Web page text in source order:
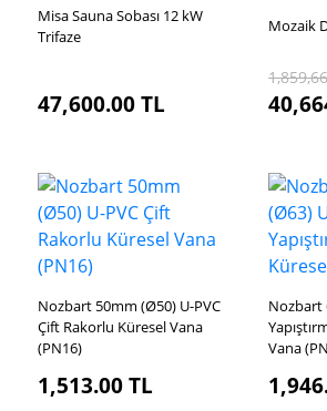
Misa Sauna Sobası 12 kW
Trifaze
47,600.00TL
Mozaik
Nozbart 50mm (Ø50) U-PVC
Çift Rakorlu Küresel Vana
(PN16)
1,513.00TL
Nozbart
Vana